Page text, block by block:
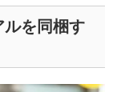
を同梱す